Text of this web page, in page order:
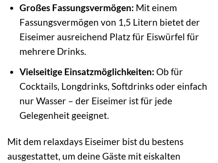
Großes Fassungsvermögen: Mit einem
Fassungsvermögen von 1,5 Litern bietet der
Eiseimer ausreichend Platz für Eiswürfel für
mehrere Drinks.
Vielseitige Einsatzmöglichkeiten: Ob für
Cocktails, Longdrinks, Softdrinks oder einfach
nur Wasser – der Eiseimer ist für jede
Gelegenheit geeignet.
Mit dem relaxdays Eiseimer bist du bestens
ausgestattet, um deine Gäste mit eiskalten